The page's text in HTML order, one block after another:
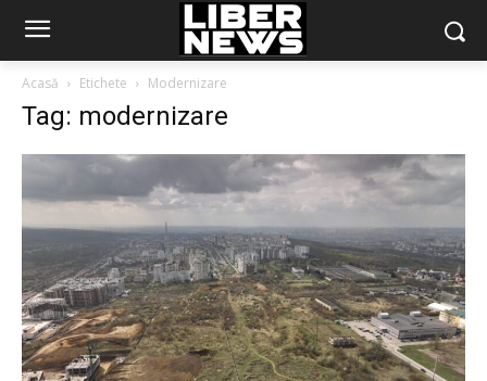
Acasă Etichete Modernizare
Tag: modernizare